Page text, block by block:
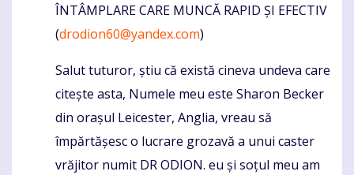
ÎNTÂMPLARE CARE MUNCĂ RAPID ȘI EFECTIV
(drodion60@yandex.com)
Salut tuturor, știu că există cineva undeva care
citește asta, Numele meu este Sharon Becker
din orașul Leicester, Anglia, vreau să
împărtășesc o lucrare grozavă a unui caster
vrăjitor numit DR ODION. eu și soțul meu am